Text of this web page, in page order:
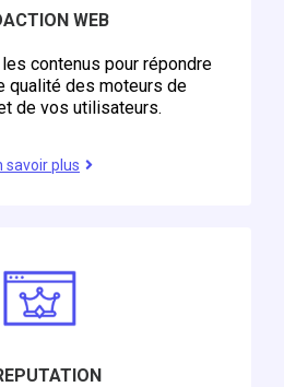
WEB
contenus pour répondre
qualité des moteurs de
de vos utilisateurs.
savoir plus